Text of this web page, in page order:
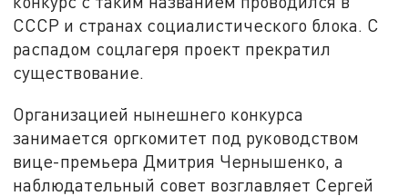
СССР и странах социалистического блока. С
распадом соцлагеря проект прекратил
существование.
Организацией нынешнего конкурса
занимается оргкомитет под руководством
вице-премьера Дмитрия Чернышенко, а
наблюдательный совет возглавляет Сергей